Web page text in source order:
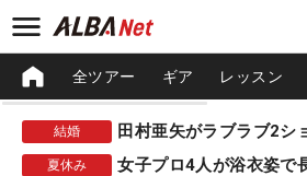
全ツアー ギア レッスン
結婚 田村亜矢がラブラブ2シ
夏休み 女子プロ4人が浴衣姿で